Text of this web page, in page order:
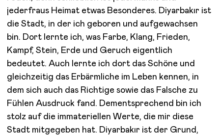
jederfraus Heimat etwas Besonderes. Diyarbakır ist
die Stadt, in der ich geboren und aufgewachsen
bin. Dort lernte ich, was Farbe, Klang, Frieden,
Kampf, Stein, Erde und Geruch eigentlich
bedeutet. Auch lernte ich dort das Schöne und
gleichzeitig das Erbärmliche im Leben kennen, in
dem sich auch das Richtige sowie das Falsche zu
Fühlen Ausdruck fand. Dementsprechend bin ich
stolz auf die immateriellen Werte, die mir diese
Stadt mitgegeben hat. Diyarbakır ist der Grund,